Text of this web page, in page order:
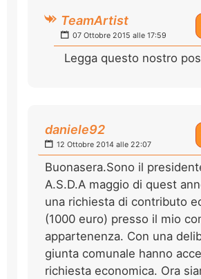
TeamArtist
07 Ottobre 2015 alle 17:59
Legga questo nostro
daniele92
12 Ottobre 2014 alle 22:07
Buonasera.Sono il
A.S.D.A maggio di quest
una richiesta di contributo
(1000 euro) presso il mio
appartenenza. Con una
giunta comunale hanno
richiesta economica. Ora